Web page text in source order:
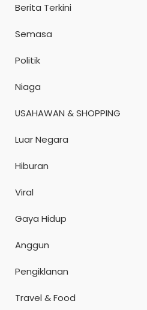
Berita Terkini
Semasa
Politik
Niaga
USAHAWAN & SHOPPING
Luar Negara
Hiburan
Viral
Gaya Hidup
Anggun
Pengiklanan
Travel & Food